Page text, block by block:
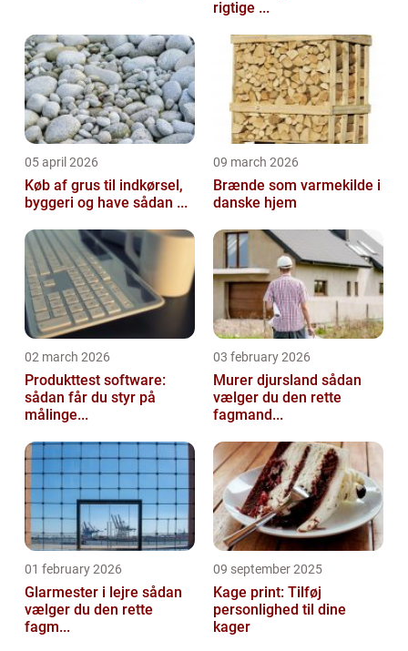
rigtige ...
05 april 2026
Køb af grus til indkørsel,
byggeri og have sådan ...
09 march 2026
Brænde som varmekilde i
danske hjem
02 march 2026
Produkttest software:
sådan får du styr på
målinge...
03 february 2026
Murer djursland sådan
vælger du den rette
fagmand...
01 february 2026
Glarmester i lejre sådan
vælger du den rette
fagm...
09 september 2025
Kage print: Tilføj
personlighed til dine
kager